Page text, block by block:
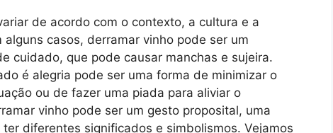
de acordo com o contexto, a cultura e a
casos, derramar vinho pode ser um
cuidado, que pode causar manchas e sujeira.
é alegria pode ser uma forma de minimizar o
ou de fazer uma piada para aliviar o
vinho pode ser um gesto proposital, uma
diferentes significados e simbolismos. Vejamos